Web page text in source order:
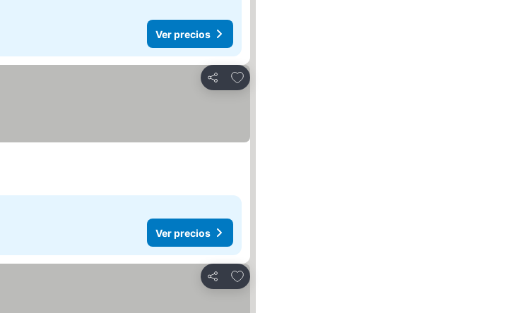
Ver precios
Compartir
Agregar a favoritos
Ver precios
Compartir
Agregar a favoritos